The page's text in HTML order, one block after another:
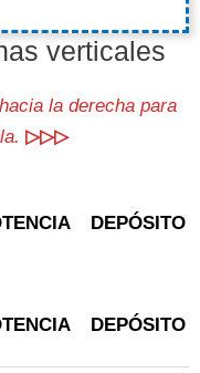
verticales
la derecha para
▷▷▷
DEPÓSITO
DEPÓSITO